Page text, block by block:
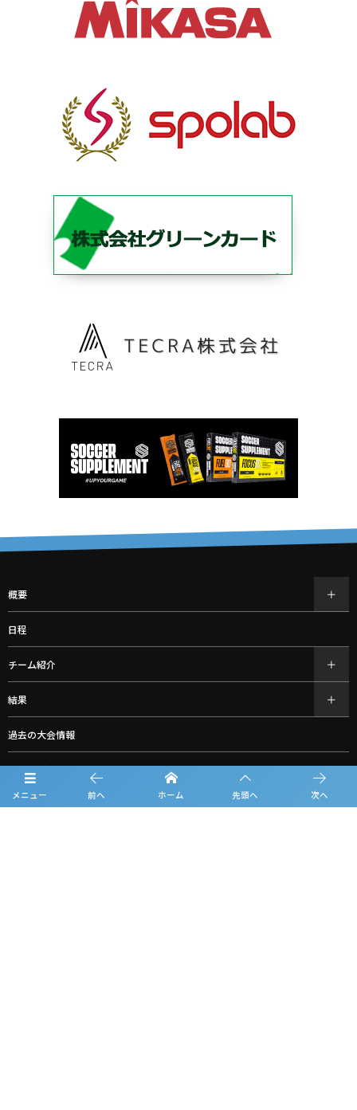
メニュー 前へ ホーム 先頭へ 次へ
概要
日程
チーム紹介
結果
過去の大会情報
フォトギャラリー
お知らせ